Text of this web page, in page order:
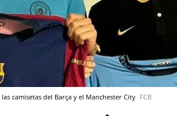
camisetas del Barça y el Manchester City FCB